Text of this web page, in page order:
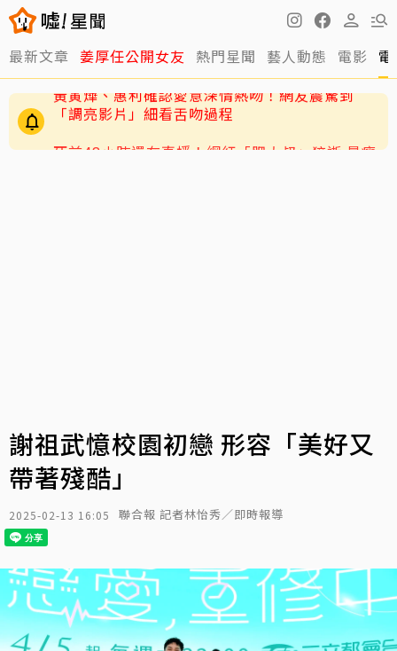
最新文章 姜厚任公開女友 熱門星聞 藝人動態 電影
死前48小時還在直播！網紅「肥大叔」猝逝 暴瘦
謝祖武憶校園初戀 形容「美好又
帶著殘酷」
2025-02-13 16:05 聯合報 記者林怡秀／即時報導